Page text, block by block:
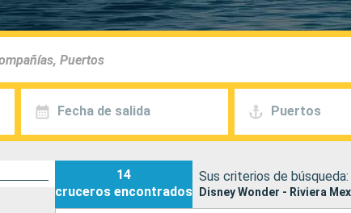
Fecha de salida Puertos
14
cruceros encontrados
Sus criterios de búsqueda:
Disney Wonder - Riviera